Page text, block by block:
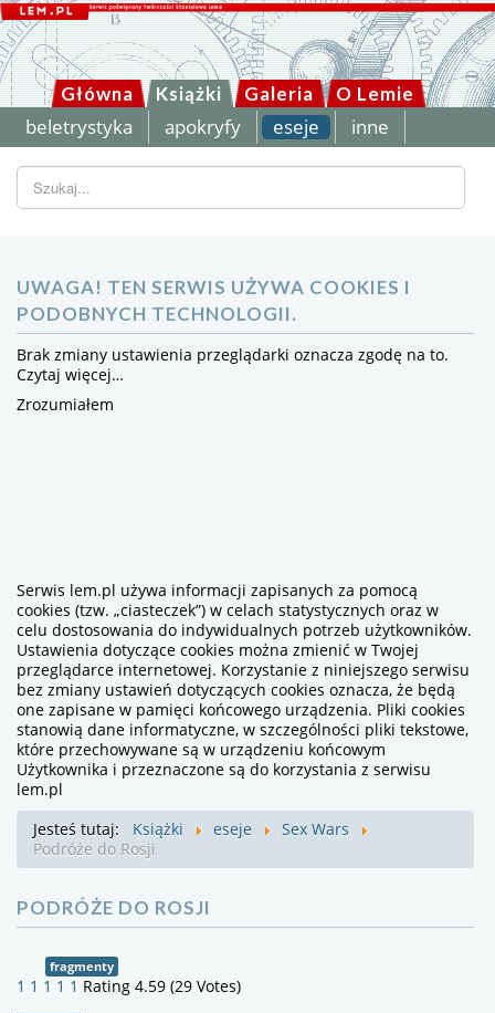
Główna Książki Galeria O Lemie
beletrystyka apokryfy eseje inne
Szukaj...
UWAGA! TEN SERWIS UŻYWA COOKIES I
PODOBNYCH TECHNOLOGII.
Brak zmiany ustawienia przeglądarki oznacza zgodę na to.
Czytaj więcej…
Zrozumiałem
Serwis lem.pl używa informacji zapisanych za pomocą
cookies (tzw. „ciasteczek”) w celach statystycznych oraz w
celu dostosowania do indywidualnych potrzeb użytkowników.
Ustawienia dotyczące cookies można zmienić w Twojej
przeglądarce internetowej. Korzystanie z niniejszego serwisu
bez zmiany ustawień dotyczących cookies oznacza, że będą
one zapisane w pamięci końcowego urządzenia. Pliki cookies
stanowią dane informatyczne, w szczególności pliki tekstowe,
które przechowywane są w urządzeniu końcowym
Użytkownika i przeznaczone są do korzystania z serwisu
lem.pl
Jesteś tutaj:
Książki eseje
Sex Wars
Podróże do Rosji
PODRÓŻE DO ROSJI
fragmenty
1 1 1 1 1 Rating 4.59 (29 Votes)